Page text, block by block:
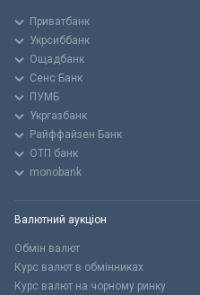
Приватбанк
Укрсиббанк
Ощадбанк
Сенс Банк
ПУМБ
Укргазбанк
Райффайзен Банк
ОТП банк
monobank
Валютний аукціон
Обмін валют
Курс валют в обмінниках
Курс валют на чорному ринку